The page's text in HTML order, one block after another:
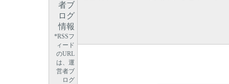
者ブ
ログ
情報
*RSSフ
ィード
のURL
は、運
営者ブ
ログ